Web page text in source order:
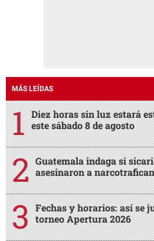
MÁS LEÍDAS
Diez horas sin luz estará
este sábado 8 de agosto
Guatemala indaga si
asesinaron a
Fechas y horarios: así se
torneo Apertura 2026